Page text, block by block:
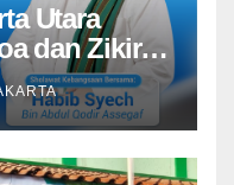
Utara
dan Zikir
Agama
Ke-81